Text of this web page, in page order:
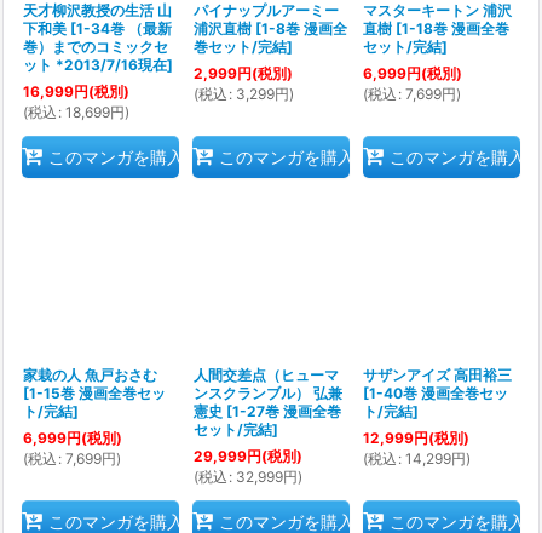
天才柳沢教授の生活 山
下和美 [1-34巻 （最新
巻）までのコミックセ
ット *2013/7/16現在]
16,999円(税別)
(税込 : 18,699円)
このマンガを購入
パイナップルアーミー
浦沢直樹 [1-8巻 漫画全
巻セット/完結]
2,999円(税別)
(税込 : 3,299円)
このマンガを購入
マスターキートン 浦沢
直樹 [1-18巻 漫画全巻
セット/完結]
6,999円(税別)
(税込 : 7,699円)
このマンガを購入
家栽の人 魚戸おさむ
[1-15巻 漫画全巻セッ
ト/完結]
6,999円(税別)
(税込 : 7,699円)
このマンガを購入
人間交差点（ヒューマ
ンスクランブル） 弘兼
憲史 [1-27巻 漫画全巻
セット/完結]
29,999円(税別)
(税込 : 32,999円)
このマンガを購入
サザンアイズ 高田裕三
[1-40巻 漫画全巻セッ
ト/完結]
12,999円(税別)
(税込 : 14,299円)
このマンガを購入